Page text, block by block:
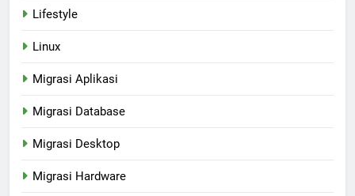
Lifestyle
Linux
Migrasi Aplikasi
Migrasi Database
Migrasi Desktop
Migrasi Hardware